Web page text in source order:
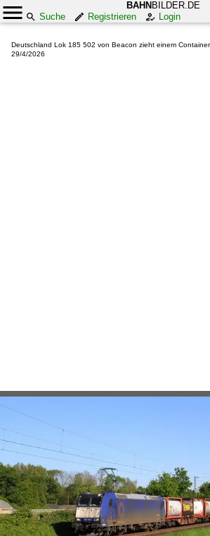
BAHN BILDER.DE
Suche
Registrieren Login
Deutschland Lok 185 502 von Beacon zieht einem
29/4/2026